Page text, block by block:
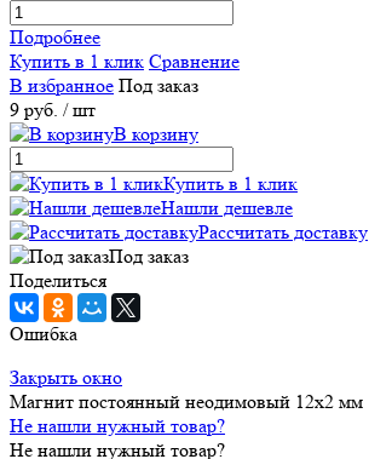
Подробнее
Купить в 1 клик Сравнение
В избранное Под заказ
9 руб. / шт
В корзину
Купить в 1 клик
Нашли дешевле
Рассчитать доставку
Под заказ
Поделиться
Ошибка
Закрыть окно
Магнит постоянный неодимовый 12х2 мм
Не нашли нужный товар?
Не нашли нужный товар?